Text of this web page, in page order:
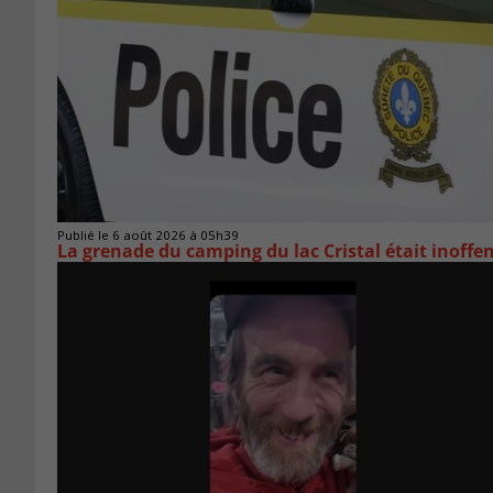
Publié le 6 août 2026 à 05h39
La grenade du camping du lac Cristal était